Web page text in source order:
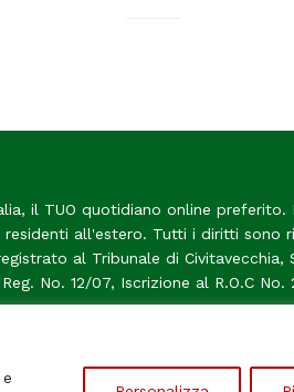
il TUO quotidiano online
all'estero. Tutti i diritti sono
al Tribunale di Civitavecchia,
No. 12/07, Iscrizione al R.O.C No.